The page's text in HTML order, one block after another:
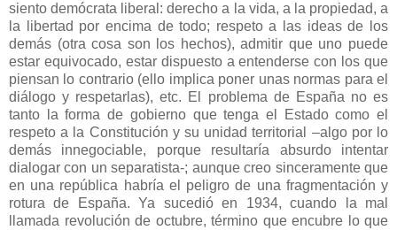
siento demócrata liberal: derecho a la vida, a la propiedad, a
la libertad por encima de todo; respeto a las ideas de los
demás (otra cosa son los hechos), admitir que uno puede
estar equivocado, estar dispuesto a entenderse con los que
piensan lo contrario (ello implica poner unas normas para el
diálogo y respetarlas), etc. El problema de España no es
tanto la forma de gobierno que tenga el Estado como el
respeto a la Constitución y su unidad territorial –algo por lo
demás innegociable, porque resultaría absurdo intentar
dialogar con un separatista-; aunque creo sinceramente que
en una república habría el peligro de una fragmentación y
rotura de España. Ya sucedió en 1934, cuando la mal
llamada revolución de octubre, término que encubre lo que